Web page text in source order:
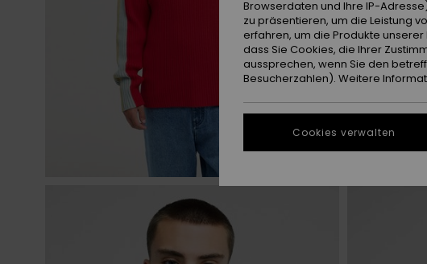
Browserdaten und Ihre IP-
zu präsentieren, um die Leistung
erfahren, um die Produkte
dass Sie Cookies, die Ihrer
aussprechen, wenn Sie den
Besucherzahlen). Weitere
Cookies verwalten